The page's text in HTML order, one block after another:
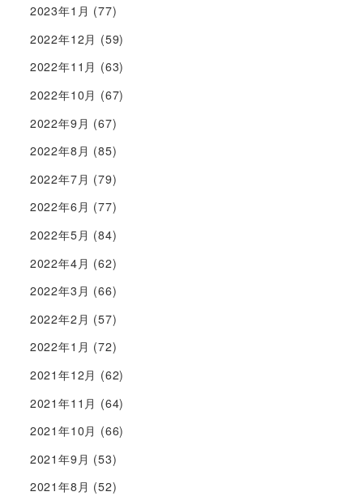
2023年1月 (77)
2022年12月 (59)
2022年11月 (63)
2022年10月 (67)
2022年9月 (67)
2022年8月 (85)
2022年7月 (79)
2022年6月 (77)
2022年5月 (84)
2022年4月 (62)
2022年3月 (66)
2022年2月 (57)
2022年1月 (72)
2021年12月 (62)
2021年11月 (64)
2021年10月 (66)
2021年9月 (53)
2021年8月 (52)